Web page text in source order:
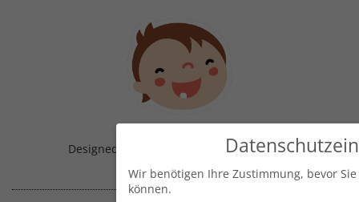
Designed & Handmade with in Austria!
Wir benötigen Ihre Zustimmung, bevor
können.